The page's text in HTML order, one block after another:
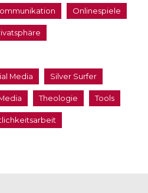
Onlinespiele
Media Silver Surfer
Theologie Tools